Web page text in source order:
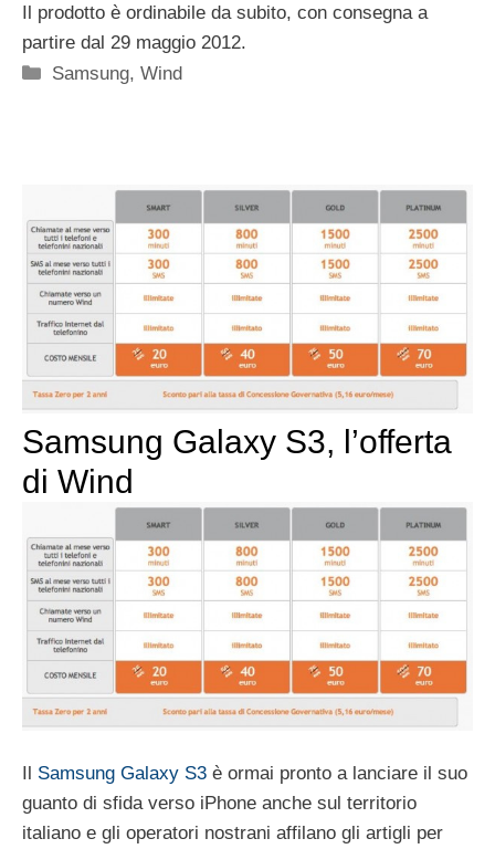
Il prodotto è ordinabile da subito, con consegna a
partire dal 29 maggio 2012.
Categorie
Samsung,Wind
Samsung Galaxy S3, l’offerta
di Wind
Samsung Galaxy S3 è ormai pronto a lanciare il suo
guanto di sfida verso iPhone anche sul territorio
italiano e gli operatori nostrani affilano gli artigli per